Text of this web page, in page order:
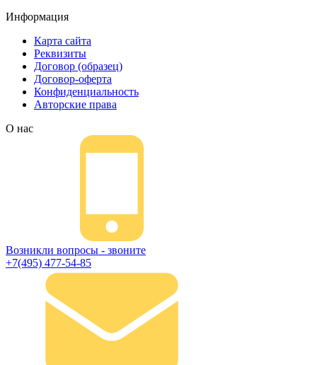
Информация
Карта сайта
Реквизиты
Договор (образец)
Договор-оферта
Конфиденциальность
Авторские права
О нас
Возникли вопросы - звоните
+7(495) 477-54-85